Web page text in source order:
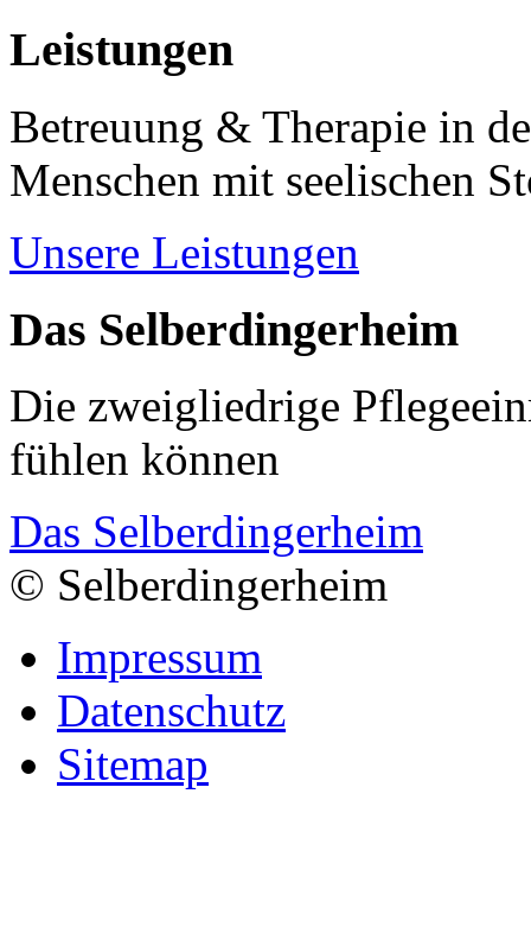
Leistungen
Betreuung & Therapie in
Menschen mit seelischen
Unsere Leistungen
Das Selberdingerheim
Die zweigliedrige
fühlen können
Das Selberdingerheim
© Selberdingerheim
Impressum
Datenschutz
Sitemap